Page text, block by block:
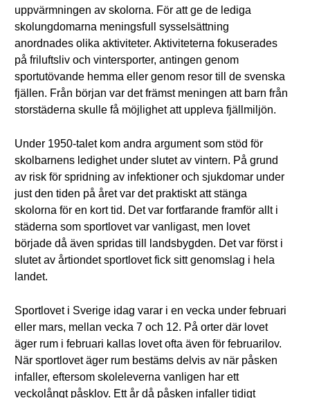
uppvärmningen av skolorna. För att ge de lediga
skolungdomarna meningsfull sysselsättning
anordnades olika aktiviteter. Aktiviteterna fokuserades
på friluftsliv och vintersporter, antingen genom
sportutövande hemma eller genom resor till de svenska
fjällen. Från början var det främst meningen att barn från
storstäderna skulle få möjlighet att uppleva fjällmiljön.
Under 1950-talet kom andra argument som stöd för
skolbarnens ledighet under slutet av vintern. På grund
av risk för spridning av infektioner och sjukdomar under
just den tiden på året var det praktiskt att stänga
skolorna för en kort tid. Det var fortfarande framför allt i
städerna som sportlovet var vanligast, men lovet
började då även spridas till landsbygden. Det var först i
slutet av årtiondet sportlovet fick sitt genomslag i hela
landet.
Sportlovet i Sverige idag varar i en vecka under februari
eller mars, mellan vecka 7 och 12. På orter där lovet
äger rum i februari kallas lovet ofta även för februarilov.
När sportlovet äger rum bestäms delvis av när påsken
infaller, eftersom skoleleverna vanligen har ett
veckolångt påsklov. Ett år då påsken infaller tidigt